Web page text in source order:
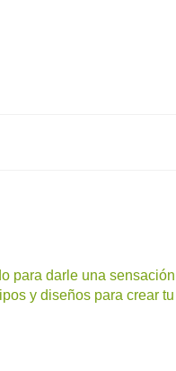
para darle una
y diseños para crear